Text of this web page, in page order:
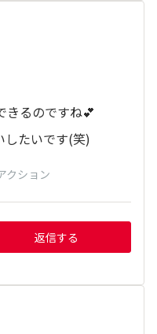
きるのですね💕︎
したいです(笑)
クション
返信する